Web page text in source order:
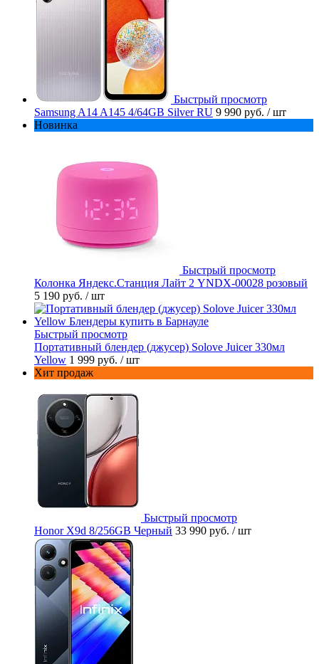
Быстрый просмотр
Samsung A14 A145 4/64GB Silver RU 9 990 руб. / шт
Новинка
Быстрый просмотр
Колонка Яндекс.Станция Лайт 2 YNDX-00028 розовый
5 190 руб. / шт
Быстрый просмотр
Портативный блендер (джусер) Solove Juicer 330мл
Yellow 1 999 руб. / шт
Хит продаж
Быстрый просмотр
Honor X9d 8/256GB Черный 33 990 руб. / шт